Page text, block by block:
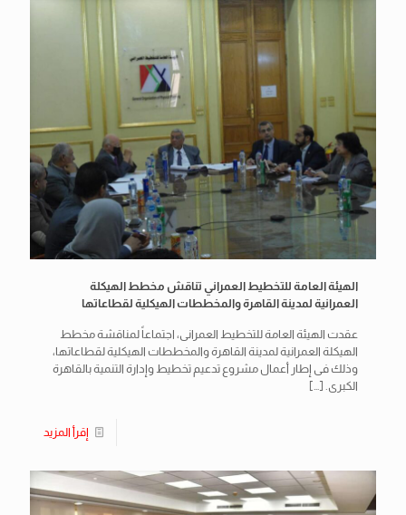
الهيئة العامة للتخطيط العمراني تناقش مخطط الهيكلة
العمرانية لمدينة القاهرة والمخططات الهيكلية لقطاعاتها
عقدت الهيئة العامة للتخطيط العمرانى، اجتماعاً لمناقشة مخطط
الهيكلة العمرانية لمدينة القاهرة والمخططات الهيكلية لقطاعاتها،
وذلك فى إطار أعمال مشروع تدعيم تخطيط وإدارة التنمية بالقاهرة
الكبرى. […]
إقرأ المزيد